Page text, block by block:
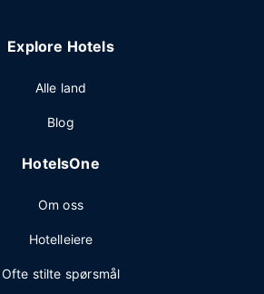
Explore Hotels
Alle land
Blog
HotelsOne
Om oss
Hotelleiere
Ofte stilte spørsmål